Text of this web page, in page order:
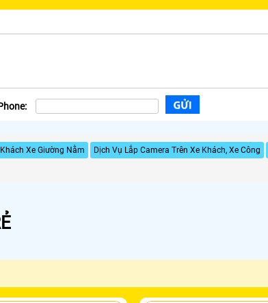
Xe Giường Nằm Dịch Vụ Lắp Camera Trên Xe Khách, Xe Công